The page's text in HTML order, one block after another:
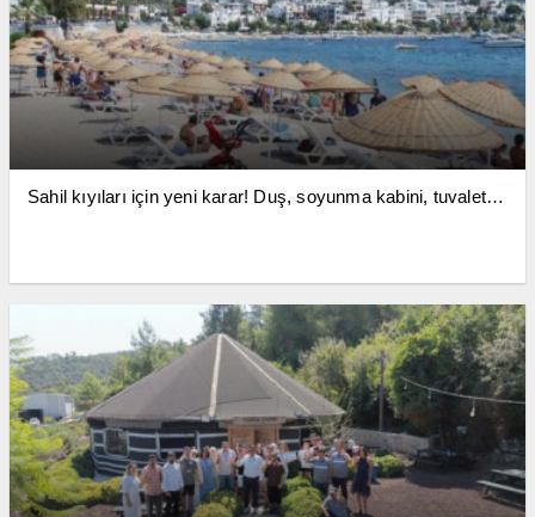
Sahil kıyıları için yeni karar! Duş, soyunma kabini, tuvalet…